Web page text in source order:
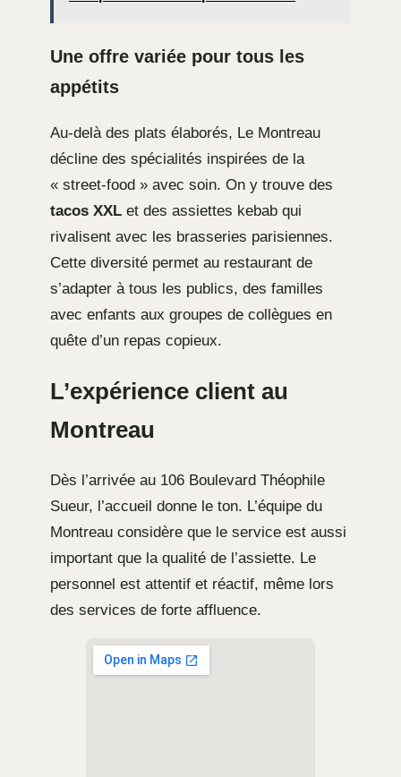
Une offre variée pour tous les
appétits
Au-delà des plats élaborés, Le Montreau
décline des spécialités inspirées de la
« street-food » avec soin. On y trouve des
tacos XXL et des assiettes kebab qui
rivalisent avec les brasseries parisiennes.
Cette diversité permet au restaurant de
s’adapter à tous les publics, des familles
avec enfants aux groupes de collègues en
quête d’un repas copieux.
L’expérience client au
Montreau
Dès l’arrivée au 106 Boulevard Théophile
Sueur, l’accueil donne le ton. L’équipe du
Montreau considère que le service est aussi
important que la qualité de l’assiette. Le
personnel est attentif et réactif, même lors
des services de forte affluence.